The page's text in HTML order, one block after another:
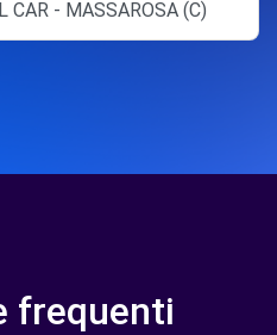
- MASSAROSA (C)
frequenti